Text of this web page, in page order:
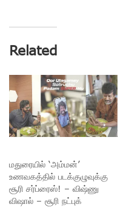
Related
மதுரையில் ‘அம்மன்’
உணவகத்தில் படக்குழுவுக்கு
சூரி சர்ப்ரைஸ்! – விஷ்ணு
விஷால் – சூரி நட்புக்